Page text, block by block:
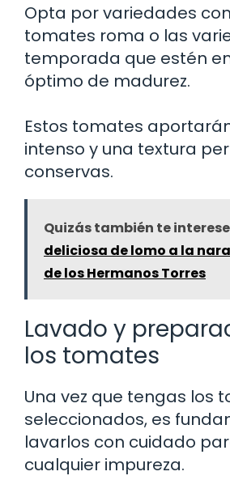
Opta por variedades
tomates roma o las
temporada que estén
óptimo de madurez.
Estos tomates
intenso y una textura
conservas.
Quizás también te
deliciosa de lomo a la
de los Hermanos Torres
Lavado y
los tomates
Una vez que tengas los
seleccionados, es
lavarlos con cuidado
cualquier impureza.